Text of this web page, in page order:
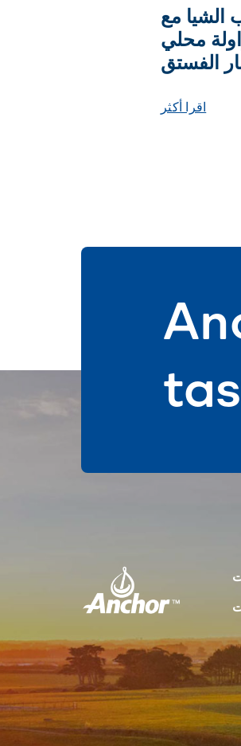
الشيا مع
محلي
الفستق
اقرا أكثر